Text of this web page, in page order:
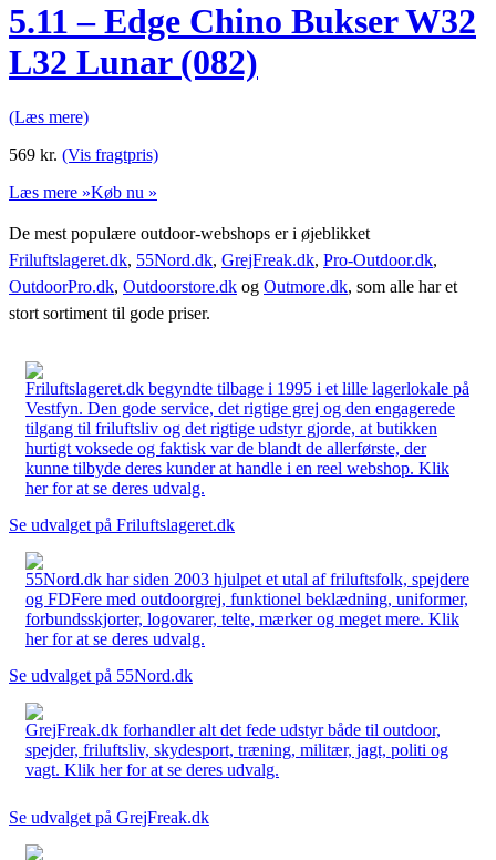
5.11 – Edge Chino Bukser W32
L32 Lunar (082)
(Læs mere)
569 kr. (Vis fragtpris)
Læs mere »Køb nu »
De mest populære outdoor-webshops er i øjeblikket
Friluftslageret.dk, 55Nord.dk, GrejFreak.dk, Pro-Outdoor.dk,
OutdoorPro.dk, Outdoorstore.dk og Outmore.dk, som alle har et
stort sortiment til gode priser.
Friluftslageret.dk begyndte tilbage i 1995 i et lille lagerlokale på
Vestfyn. Den gode service, det rigtige grej og den engagerede
tilgang til friluftsliv og det rigtige udstyr gjorde, at butikken
hurtigt voksede og faktisk var de blandt de allerførste, der
kunne tilbyde deres kunder at handle i en reel webshop. Klik
her for at se deres udvalg.
Se udvalget på Friluftslageret.dk
55Nord.dk har siden 2003 hjulpet et utal af friluftsfolk, spejdere
og FDFere med outdoorgrej, funktionel beklædning, uniformer,
forbundsskjorter, logovarer, telte, mærker og meget mere. Klik
her for at se deres udvalg.
Se udvalget på 55Nord.dk
GrejFreak.dk forhandler alt det fede udstyr både til outdoor,
spejder, friluftsliv, skydesport, træning, militær, jagt, politi og
vagt. Klik her for at se deres udvalg.
Se udvalget på GrejFreak.dk